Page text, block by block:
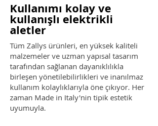
Kullanımı kolay ve
kullanışlı elektrikli
aletler
Tüm Zallys ürünleri, en yüksek kaliteli
malzemeler ve uzman yapısal tasarım
tarafından sağlanan dayanıklılıkla
birleşen yönetilebilirlikleri ve inanılmaz
kullanım kolaylıklarıyla öne çıkıyor. Her
zaman Made in Italy'nin tipik estetik
uyumuyla.